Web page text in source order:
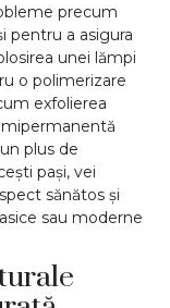
precum
pentru a asigura
unei lămpi
o polimerizare
exfolierea
plus de
pași, vei
sănătos și
sau moderne